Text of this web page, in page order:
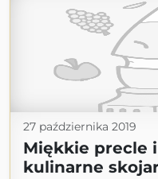
27 października 2019
Miękkie precle
kulinarne